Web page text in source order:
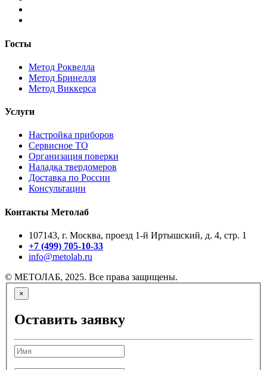
Госты
Метод Роквелла
Метод Бринелля
Метод Виккерса
Услуги
Настройка приборов
Сервисное ТО
Организация поверки
Наладка твердомеров
Доставка по России
Консультации
Контакты Метолаб
107143, г. Москва, проезд 1-й Иртышский, д. 4, стр. 1
+7 (499) 705-10-33
info@metolab.ru
© МЕТОЛАБ, 2025. Все права защищены.
×
Оставить заявку